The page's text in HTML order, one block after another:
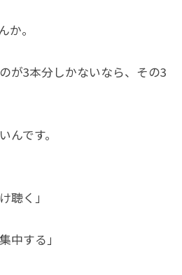
か。
が3本分しかないなら、その3
んです。
聴く」
中する」